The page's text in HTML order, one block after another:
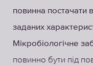
повинна постачати
заданих
Мікробіологічне
повинно бути під